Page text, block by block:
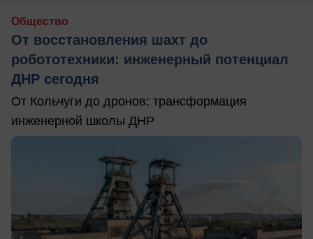
Общество
От восстановления шахт до
робототехники: инженерный потенциал
ДНР сегодня
От Кольчуги до дронов: трансформация
инженерной школы ДНР